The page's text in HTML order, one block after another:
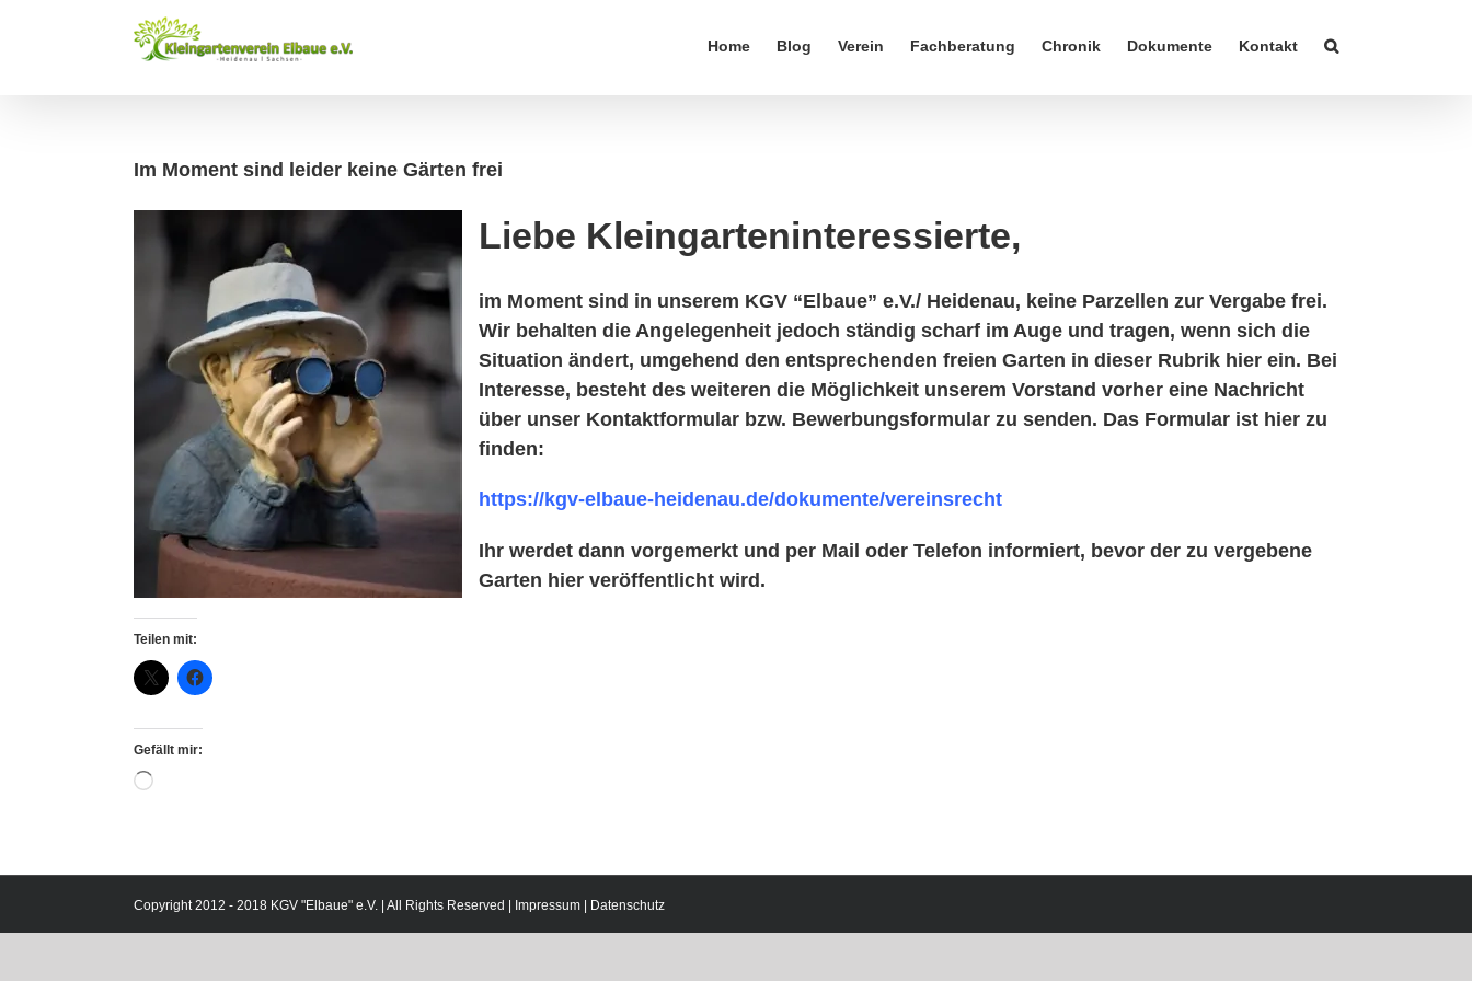
Home Blog Verein Fachberatung Chronik Dokumente Kontakt
Im Moment sind leider keine Gärten frei
Liebe Kleingarteninteressierte,
im Moment sind in unserem KGV “Elbaue” e.V./ Heidenau, keine Parzellen zur Vergabe frei.
Wir behalten die Angelegenheit jedoch ständig scharf im Auge und tragen, wenn sich die
Situation ändert, umgehend den entsprechenden freien Garten in dieser Rubrik hier ein. Bei
Interesse, besteht des weiteren die Möglichkeit unserem Vorstand vorher eine Nachricht
über unser Kontaktformular bzw. Bewerbungsformular zu senden. Das Formular ist hier zu
finden:
https://kgv-elbaue-heidenau.de/dokumente/vereinsrecht
Ihr werdet dann vorgemerkt und per Mail oder Telefon informiert, bevor der zu vergebene
Garten hier veröffentlicht wird.
Teilen mit:
Gefällt mir:
Wird
Copyright 2012 - 2018 KGV "Elbaue" e.V. | All Rights Reserved | Impressum Datenschutz